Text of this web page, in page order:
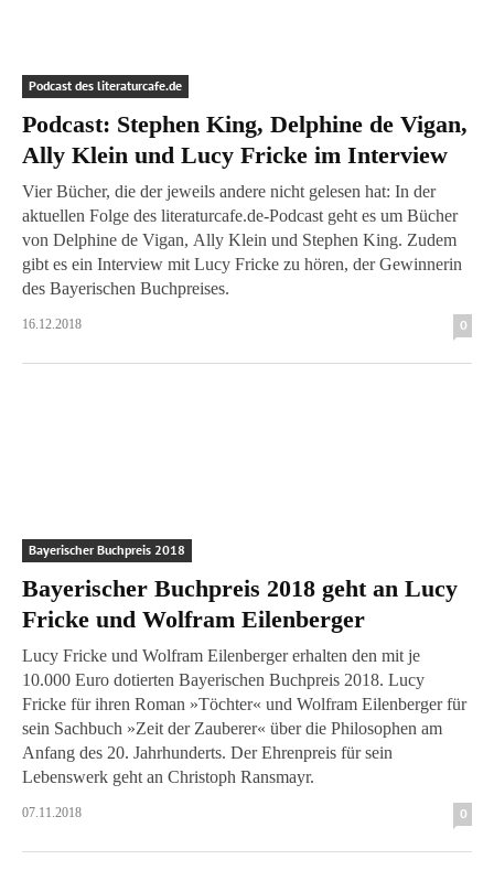
Podcast des literaturcafe.de
Podcast: Stephen King, Delphine de Vigan,
Ally Klein und Lucy Fricke im Interview
Vier Bücher, die der jeweils andere nicht gelesen hat: In der
aktuellen Folge des literaturcafe.de-Podcast geht es um Bücher
von Delphine de Vigan, Ally Klein und Stephen King. Zudem
gibt es ein Interview mit Lucy Fricke zu hören, der Gewinnerin
des Bayerischen Buchpreises.
16.12.2018 0
Bayerischer Buchpreis 2018
Bayerischer Buchpreis 2018 geht an Lucy
Fricke und Wolfram Eilenberger
Lucy Fricke und Wolfram Eilenberger erhalten den mit je
10.000 Euro dotierten Bayerischen Buchpreis 2018. Lucy
Fricke für ihren Roman »Töchter« und Wolfram Eilenberger für
sein Sachbuch »Zeit der Zauberer« über die Philosophen am
Anfang des 20. Jahrhunderts. Der Ehrenpreis für sein
Lebenswerk geht an Christoph Ransmayr.
07.11.2018 0